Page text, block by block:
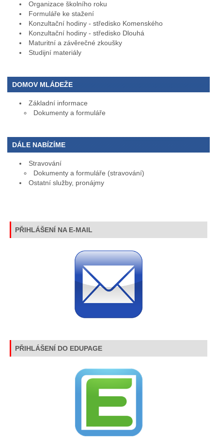
Organizace školního roku
Formuláře ke stažení
Konzultační hodiny - středisko Komenského
Konzultační hodiny - středisko Dlouhá
Maturitní a závěrečné zkoušky
Studijní materiály
DOMOV MLÁDEŽE
Základní informace
Dokumenty a formuláře
DÁLE NABÍZÍME
Stravování
Dokumenty a formuláře (stravování)
Ostatní služby, pronájmy
PŘIHLÁŠENÍ NA E-MAIL
PŘIHLÁŠENÍ DO EDUPAGE